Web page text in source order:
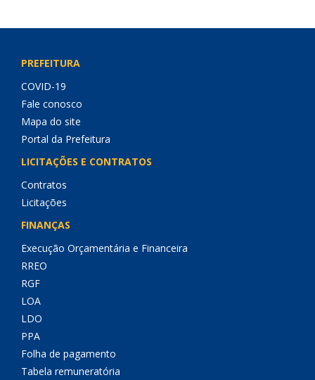
PREFEITURA
COVID-19
Fale conosco
Mapa do site
Portal da Prefeitura
LICITAÇÕES E CONTRATOS
Contratos
Licitações
FINANÇAS
Execução Orçamentária e Financeira
RREO
RGF
LOA
LDO
PPA
Folha de pagamento
Tabela remuneratória